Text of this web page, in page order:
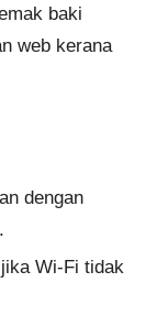
baki
web kerana
dengan
Wi-Fi tidak